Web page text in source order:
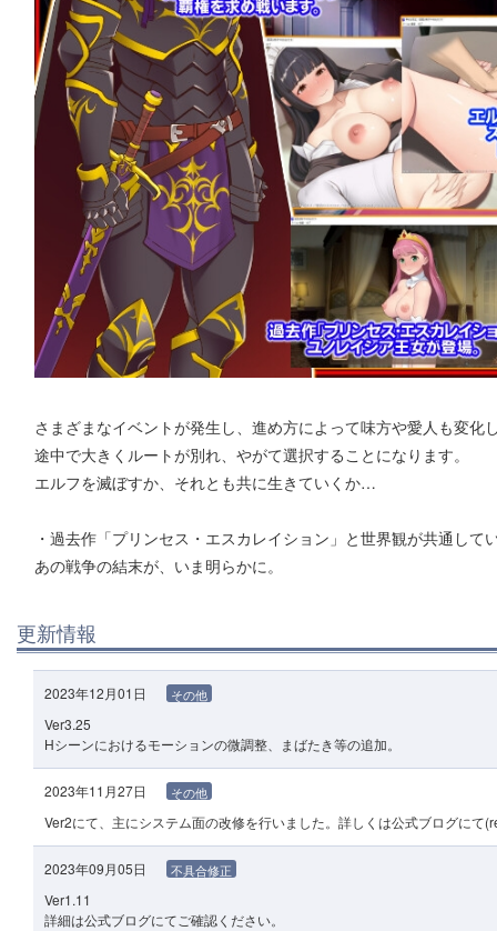
さまざまなイベントが発生し、進め方によって味方や愛人も変化
途中で大きくルートが別れ、やがて選択することになります。
エルフを滅ぼすか、それとも共に生きていくか…
・過去作「プリンセス・エスカレイション」と世界観が共通して
あの戦争の結末が、いま明らかに。
更新情報
2023年12月01日 その他
Ver3.25
Hシーンにおけるモーションの微調整、まばたき等の追加。
2023年11月27日 その他
Ver2にて、主にシステム面の改修を行いました。詳しくは公式ブログにて
2023年09月05日 不具合修正
Ver1.11
詳細は公式ブログにてご確認ください。